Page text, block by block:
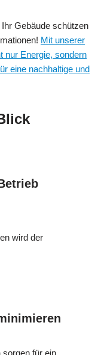
Gebäude schützen
Mit unserer
nur Energie, sondern
eine nachhaltige und
wird der